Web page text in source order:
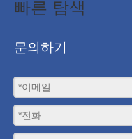
빠른 탐색
문의하기